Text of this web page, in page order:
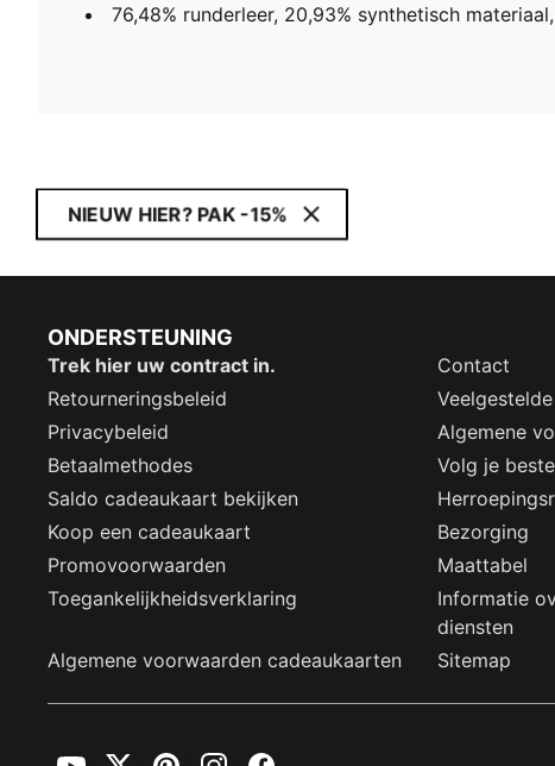
76,48% runderleer, 20,93% synthetisch
NIEUW HIER? PAK -15%
ONDERSTEUNING
Trek hier uw contract in.
Contact
Retourneringsbeleid
Privacybeleid
Algemene
Betaalmethodes
Volg je
Saldo cadeaukaart bekijken
Koop een cadeaukaart
Bezorging
Promovoorwaarden
Maattabel
Toegankelijkheidsverklaring
Informatie
diensten
Algemene voorwaarden cadeaukaarten
Sitemap